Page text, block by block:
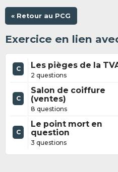
« Retour au PCG
Exercice en lien
C Les pièges de la
2 questions
C
Salon de coiffure
(ventes)
8 questions
C
Le point mort en
question
3 questions